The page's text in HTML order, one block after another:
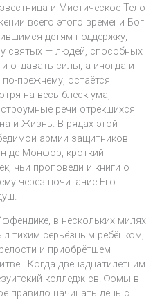
и Мистическое Тело
всего этого времени Бог
детям поддержку,
святых — людей, способных
отдавать силы, а иногда и
прежнему, остаётся
на весь блеск ума,
речи отрёкшихся
и Жизнь. В рядах этой
армии защитников
де Монфор, кроткий
чьи проповеди и книги о
через почитание Его
в нескольких милях
тихим серьёзным ребёнком,
и приобрётшем
Когда двенадцатилетним
колледж св. Фомы в
правило начинать день с